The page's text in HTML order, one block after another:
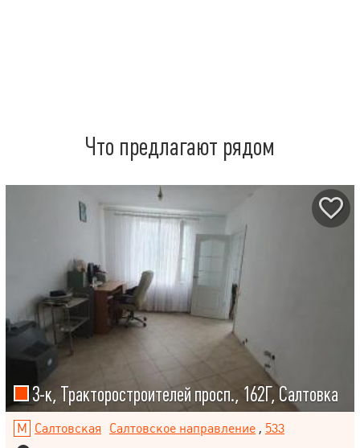
Что предлагают рядом
3-к, Тракторостроителей просп., 162Г, Салтовка
Салтовская Салтовское направление, 533